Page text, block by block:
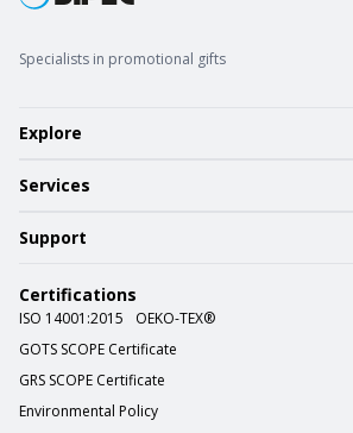
Specialists in promotional gifts
Explore
Services
Support
Certifications
ISO 14001:2015
OEKO-TEX®
GOTS SCOPE Certificate
GRS SCOPE Certificate
Environmental Policy